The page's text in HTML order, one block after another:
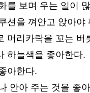
를 보며 우는 일이
션을 껴안고 앉아야
머리카락을 꼬는 버
하늘색을 좋아한다.
아한다.
안아 주는 것을 좋